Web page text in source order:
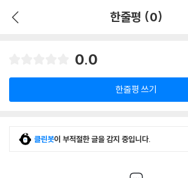
한줄평 (0)
0.0
한줄평 쓰기
클린봇이 부적절한 글을 감지 중입니다.